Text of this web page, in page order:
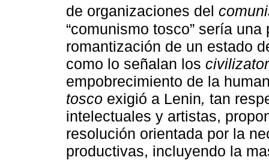
de organizaciones del
“comunismo tosco” sería
romantización de un estado
como lo señalan los
empobrecimiento de la
tosco exigió a Lenin, tan
intelectuales y artistas,
resolución orientada por la
productivas, incluyendo la